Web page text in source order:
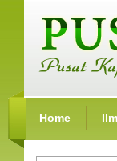
Home